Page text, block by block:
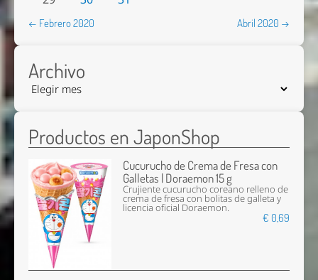
← Febrero 2020 Abril 2020 →
Archivo
Productos en JaponShop
Cucurucho de Crema de Fresa con
Galletas | Doraemon 15 g
Crujiente cucurucho coreano relleno de
crema de fresa con bolitas de galleta y
licencia oficial Doraemon.
€ 0,69